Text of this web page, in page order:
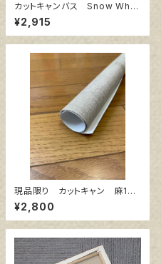
カットキャンバス Snow Whit
e SPC F30
¥2,915
現品限り カットキャン 麻10
0％ F8 (5枚組)
¥2,800